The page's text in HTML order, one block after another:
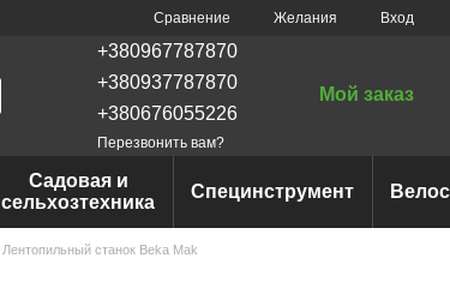
Сравнение Желания Вход
+380967787870
+380937787870
+380676055226
Перезвонить вам?
Мой заказ
Садовая и
сельхозтехника
Специнструмент
Лентопильный станок Beka Mak